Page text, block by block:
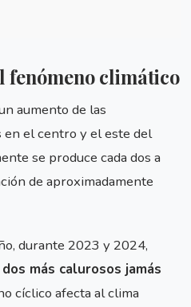
fenómeno climático
aumento de las
el centro y el este del
se produce cada dos a
de aproximadamente
durante 2023 y 2024,
más calurosos jamás
cíclico afecta al clima